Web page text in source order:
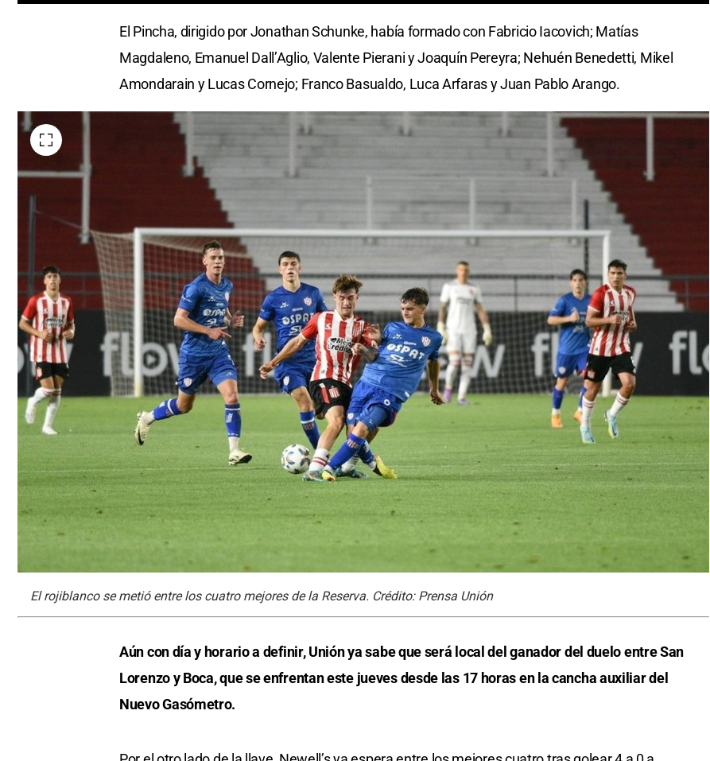
El Pincha, dirigido por Jonathan Schunke, había formado con Fabricio Iacovich; Matías
Magdaleno, Emanuel Dall’Aglio, Valente Pierani y Joaquín Pereyra; Nehuén Benedetti, Mikel
Amondarain y Lucas Cornejo; Franco Basualdo, Luca Arfaras y Juan Pablo Arango.
El rojiblanco se metió entre los cuatro mejores de la Reserva. Crédito: Prensa Unión
Aún con día y horario a definir, Unión ya sabe que será local del ganador del duelo entre San
Lorenzo y Boca, que se enfrentan este jueves desde las 17 horas en la cancha auxiliar del
Nuevo Gasómetro.